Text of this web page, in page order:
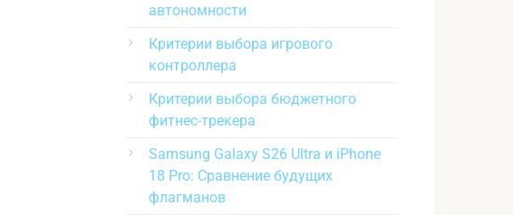
автономности
Критерии выбора игрового
контроллера
Критерии выбора бюджетного
фитнес-трекера
Samsung Galaxy S26 Ultra и iPhone
18 Pro: Сравнение будущих
флагманов